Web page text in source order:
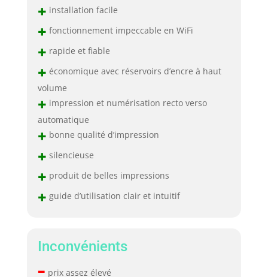
+ installation facile
+ fonctionnement impeccable en WiFi
+ rapide et fiable
+ économique avec réservoirs d’encre à haut
volume
+ impression et numérisation recto verso
automatique
+ bonne qualité d’impression
+ silencieuse
+ produit de belles impressions
+ guide d’utilisation clair et intuitif
Inconvénients
– prix assez élevé